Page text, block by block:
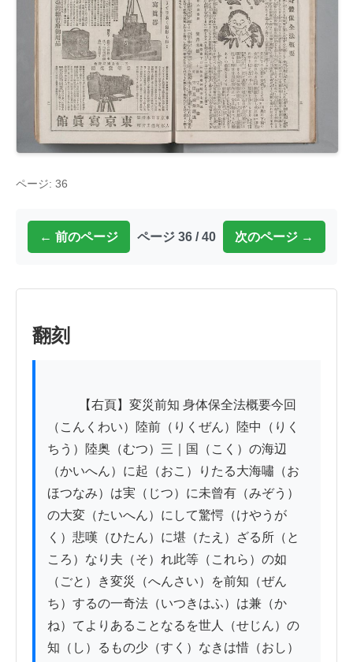
ページ: 36
← 前のページ ページ 36 / 40 次のページ →
翻刻
（こんくわい）陸前（りくぜん）陸中（りく
ちう）陸奥（むつ）三｜国（こく）の海辺
（かいへん）に起（おこ）りたる大海嘯（お
ほつなみ）は実（じつ）に未曾有（みぞう）
の大変（たいへん）にして驚愕（けやうが
く）悲嘆（ひたん）に堪（たえ）ざる所（と
ころ）なり夫（そ）れ此等（これら）の如
（ごと）き変災（へんさい）を前知（ぜん
ち）するの一奇法（いつきはふ）は兼（か
ね）てよりあることなるを世人（せじん）の
知（し）るもの少（すく）なきは惜（おし）